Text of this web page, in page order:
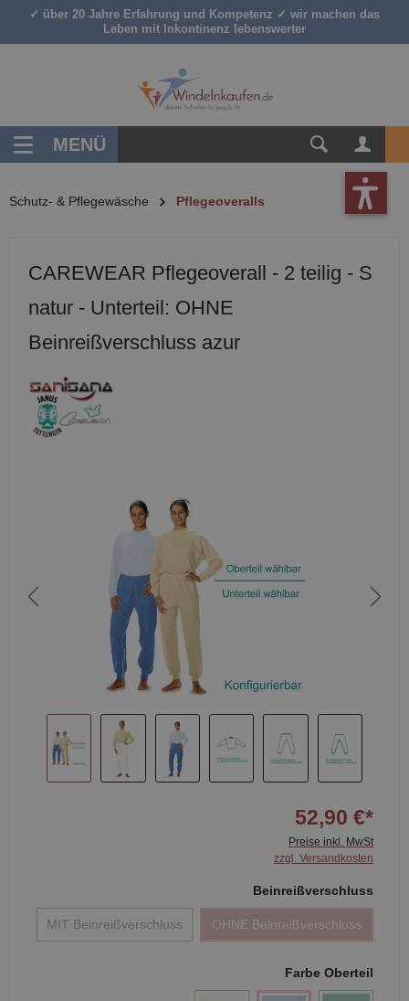
springen
✓ über 20 Jahre Erfahrung und Kompetenz ✓ wir machen das
Leben mit Inkontinenz lebenswerter
MENÜ
Schutz- & Pflegewäsche Pflegeoveralls
CAREWEAR Pflegeoverall - 2 teilig - S
natur - Unterteil: OHNE
Beinreißverschluss azur
52,90 €*
Preise inkl. MwSt
zzgl. Versandkosten
Farbe Oberteil
Beinreißverschluss
MIT Beinreißverschluss OHNE Beinreißverschluss